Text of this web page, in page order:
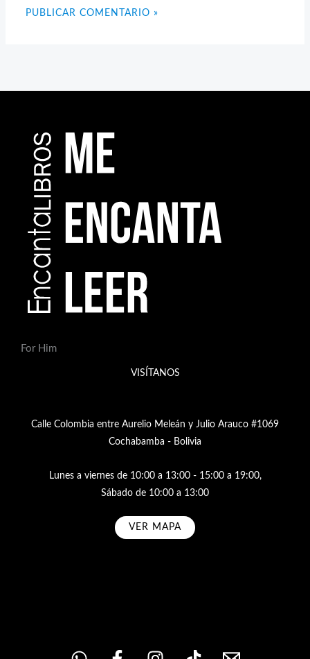
For Him
VISÍTANOS
Calle Colombia entre Aurelio Meleán y Julio Arauco #1069
Cochabamba - Bolivia
Lunes a viernes de 10:00 a 13:00 - 15:00 a 19:00,
Sábado de 10:00 a 13:00
VER MAPA